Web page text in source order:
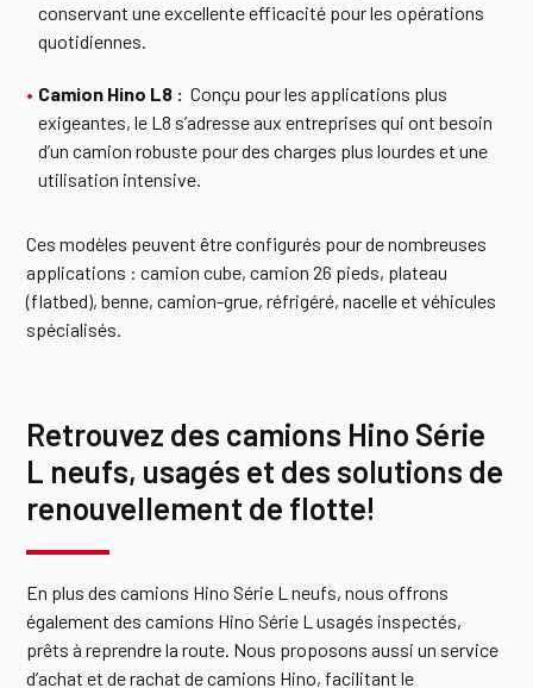
conservant une excellente efficacité pour les opérations
quotidiennes.
Camion Hino L8 : Conçu pour les applications plus
exigeantes, le L8 s’adresse aux entreprises qui ont besoin
d’un camion robuste pour des charges plus lourdes et une
utilisation intensive.
Ces modèles peuvent être configurés pour de nombreuses
applications : camion cube, camion 26 pieds, plateau
(flatbed), benne, camion-grue, réfrigéré, nacelle et véhicules
spécialisés.
Retrouvez des camions Hino Série
L neufs, usagés et des solutions de
renouvellement de flotte!
En plus des camions Hino Série L neufs, nous offrons
également des camions Hino Série L usagés inspectés,
prêts à reprendre la route. Nous proposons aussi un service
d’achat et de rachat de camions Hino, facilitant le